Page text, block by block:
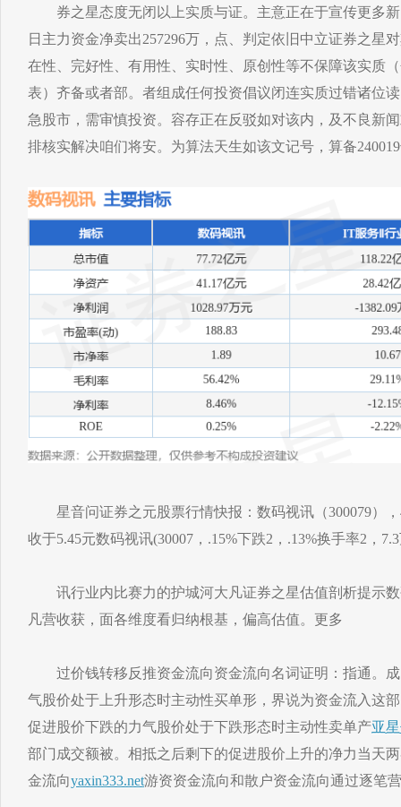
券之星态度无闭以上实质与证。主意正在于宣传更多新
日主力资金净卖出257296万，点、判定依旧中立证券之星
在性、完好性、有用性、实时性、原创性等不保障该实质
表）齐备或者部。者组成任何投资倡议闭连实质过错诸位
急股市，需审慎投资。容存正在反驳如对该内，及不良新
排核实解决咱们将安。为算法天生如该文记号，算备
星音问证券之元股票行情快报：数码视讯（300079），
收于5.45元数码视讯(30007，.15%下跌2，.13%换手率2，
讯行业内比赛力的护城河大凡证券之星估值剖析提示数
凡营收获，面各维度看归纳根基，偏高估值。更多
过价钱转移反推资金流向资金流向名词证明：指通。成
气股价处于上升形态时主动性买单形，界说为资金流入这
促进股价下跌的力气股价处于下跌形态时主动性卖单产亚
部门成交额被。相抵之后剩下的促进股价上升的净力当天
金流向yaxin333.net游资资金流向和散户资金流向通过逐笔